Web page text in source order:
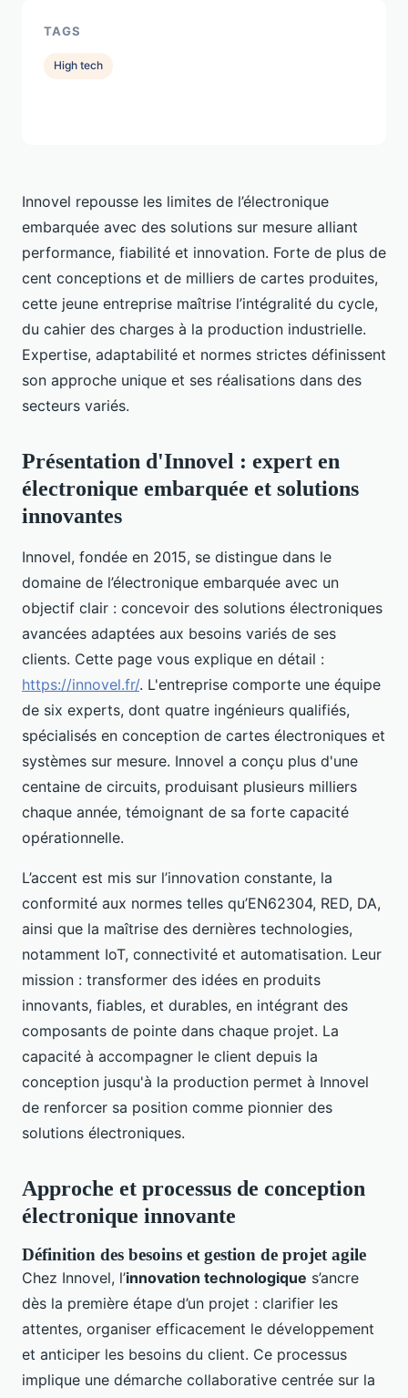
Innovel repousse les limites de l’électronique
embarquée avec des solutions sur mesure alliant
performance, fiabilité et innovation. Forte de plus de
cent conceptions et de milliers de cartes produites,
cette jeune entreprise maîtrise l’intégralité du cycle,
du cahier des charges à la production industrielle.
Expertise, adaptabilité et normes strictes définissent
son approche unique et ses réalisations dans des
secteurs variés.
Présentation d'Innovel : expert en
électronique embarquée et solutions
innovantes
Innovel, fondée en 2015, se distingue dans le
domaine de l’électronique embarquée avec un
objectif clair : concevoir des solutions électroniques
avancées adaptées aux besoins variés de ses
clients. Cette page vous explique en détail :
https://innovel.fr/. L'entreprise comporte une équipe
de six experts, dont quatre ingénieurs qualifiés,
spécialisés en conception de cartes électroniques et
systèmes sur mesure. Innovel a conçu plus d'une
centaine de circuits, produisant plusieurs milliers
chaque année, témoignant de sa forte capacité
opérationnelle.
L’accent est mis sur l’innovation constante, la
conformité aux normes telles qu’EN62304, RED, DA,
ainsi que la maîtrise des dernières technologies,
notamment IoT, connectivité et automatisation. Leur
mission : transformer des idées en produits
innovants, fiables, et durables, en intégrant des
composants de pointe dans chaque projet. La
capacité à accompagner le client depuis la
conception jusqu'à la production permet à Innovel
de renforcer sa position comme pionnier des
solutions électroniques.
Approche et processus de conception
électronique innovante
Définition des besoins et gestion de projet agile
Chez Innovel, l’innovation technologique s’ancre
dès la première étape d’un projet : clarifier les
attentes, organiser efficacement le développement
et anticiper les besoins du client. Ce processus
implique une démarche collaborative centrée sur la
TAGS
High tech